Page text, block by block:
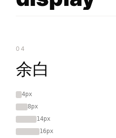
04
余白
4px
8px
14px
16px